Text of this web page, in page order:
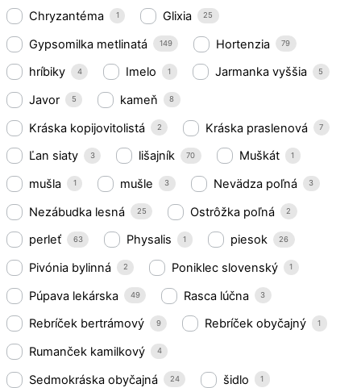
Chryzantéma 1 Glixia 25
Gypsomilka metlinatá 149 Hortenzia 79
hríbiky 4 Imelo 1 Jarmanka vyššia 5
Javor 5 kameň 8
Kráska kopijovitolistá 2 Kráska praslenová 7
Ľan siaty 3 lišajník 70 Muškát 1
mušla 1 mušle 3 Nevädza poľná 3
Nezábudka lesná 25 Ostrôžka poľná 2
perleť 63 Physalis 1 piesok 26
Pivónia bylinná 2 Poniklec slovenský 1
Púpava lekárska 49 Rasca lúčna 3
Rebríček bertrámový 9 Rebríček obyčajný 1
Rumanček kamilkový 4
Sedmokráska obyčajná 24 šidlo 1